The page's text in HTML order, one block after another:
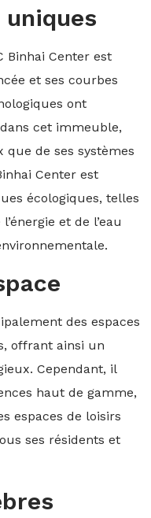
Binhai Center est
et ses courbes
ont
cet immeuble,
de ses systèmes
Center est
écologiques, telles
et de l’eau
des espaces
offrant ainsi un
Cependant, il
haut de gamme,
espaces de loisirs
ses résidents et